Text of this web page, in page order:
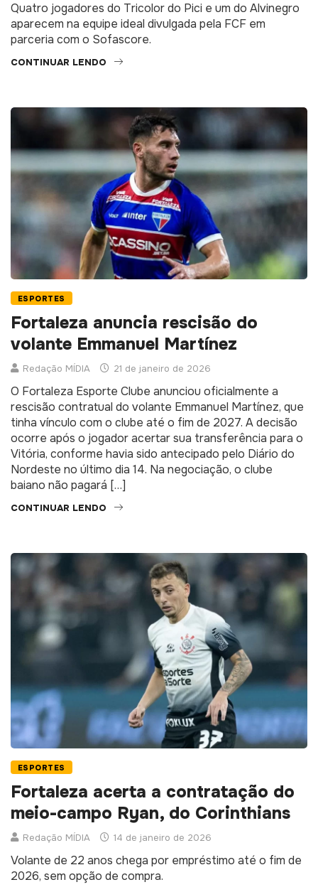
Quatro jogadores do Tricolor do Pici e um do Alvinegro
aparecem na equipe ideal divulgada pela FCF em
parceria com o Sofascore.
CONTINUAR LENDO
ESPORTES
Fortaleza anuncia rescisão do
volante Emmanuel Martínez
Redação MÍDIA 21 de janeiro de 2026
O Fortaleza Esporte Clube anunciou oficialmente a
rescisão contratual do volante Emmanuel Martínez, que
tinha vínculo com o clube até o fim de 2027. A decisão
ocorre após o jogador acertar sua transferência para o
Vitória, conforme havia sido antecipado pelo Diário do
Nordeste no último dia 14. Na negociação, o clube
baiano não pagará […]
CONTINUAR LENDO
ESPORTES
Fortaleza acerta a contratação do
meio-campo Ryan, do Corinthians
Redação MÍDIA 14 de janeiro de 2026
Volante de 22 anos chega por empréstimo até o fim de
2026, sem opção de compra.